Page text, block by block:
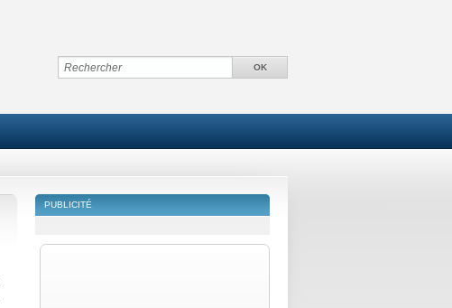
PUBLICITÉ